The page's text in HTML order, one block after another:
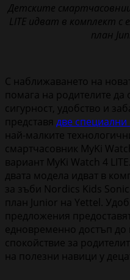
Детските
LITE идват в комплект с
план
С наближаването на
помага на родителите да
сигурност, удобство и
представя две
най-малките
смартчасовник MyKi
вариант MyKi Watch 4
двата модела идват в
за зъби Nordics Kids
план Junior на Yettel.
предложения
едновременно достъп до
спокойствие за
на полезни навици у